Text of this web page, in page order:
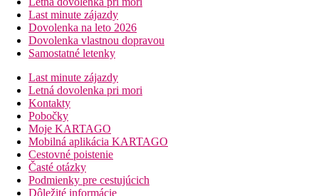
Last minute zájazdy
Dovolenka na leto 2026
Dovolenka vlastnou dopravou
Samostatné letenky
Last minute zájazdy
Letná dovolenka pri mori
Kontakty
Pobočky
Moje KARTAGO
Mobilná aplikácia KARTAGO
Cestovné poistenie
Časté otázky
Podmienky pre cestujúcich
Dôležité informácie